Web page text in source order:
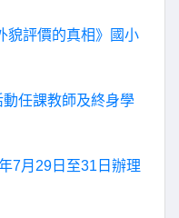
評價的真相》國小
任課教師及終身學
7月29日至31日辦理